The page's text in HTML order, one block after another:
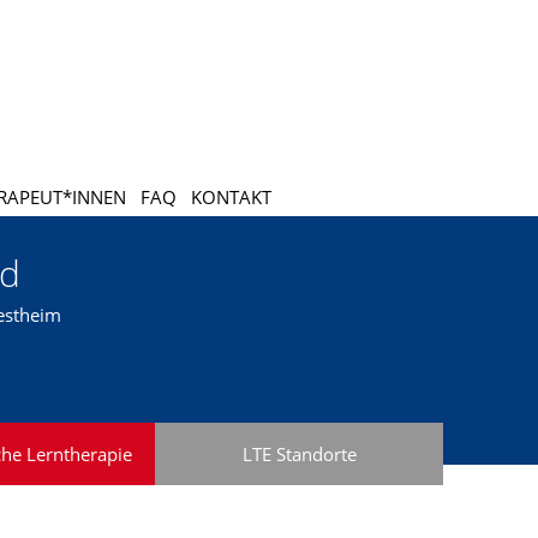
FAQ KONTAKT
Lerntherapie LTE Standorte